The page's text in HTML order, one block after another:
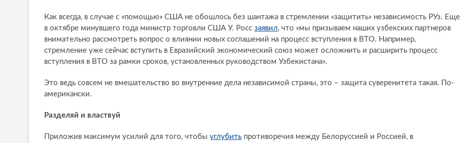
Как всегда, в случае с «помощью» США не обошлось без шантажа в стремлении «защитить» независимость РУз. Еще
в октябре минувшего года министр торговли США У. Росс заявил, что «мы призываем наших узбекских партнеров
внимательно рассмотреть вопрос о влиянии новых соглашений на процесс вступления в ВТО. Например,
стремление уже сейчас вступить в Евразийский экономический союз может осложнить и расширить процесс
вступления в ВТО за рамки сроков, установленных руководством Узбекистана».
Это ведь совсем не вмешательство во внутренние дела независимой страны, это – защита суверенитета такая. По-
американски.
Разделяй и властвуй
Приложив максимум усилий для того, чтобы углубить противоречия между Белоруссией и Россией, в